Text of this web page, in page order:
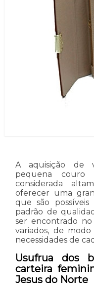
A aquisição de
pequena
considerada
oferecer uma
que são
padrão de
ser encontrado
variados, de
necessidades de
Usufrua dos
carteira
Jesus do Norte